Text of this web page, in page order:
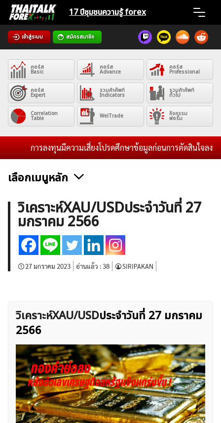
Skip
content
17 ปีชุมชนความรู้ forex
เข้าสู่ระบบ สมัครสมาชิก
Home
News
Articles
VPS Register
ค้นหา
สำหรับ:
คอร์ส
Basic
คอร์ส
Advance
คอร์ส
Professional
คอร์ส
Expert
รวมคำศัพท์
Indicators
รวมคำศัพท์
ทั่วไป
Correlation
Table WelTrade กิจกรรม
ฟอรั่ม
การลงทุนมีความเสี่ยงโปรดศึกษาข้อมูลก่อนการตัดสินใจลงทุน
เลือกเมนูหลัก
ข่าวฟอเร็กซ์และสกุลเงิน คริปโตเคอร์เรนซี
ฟรีซิกแนล รายวัน
บทวิเคราะห์
เศรษฐกิจทั่วไป
สินค้าโภคภัณฑ์
โบรกเกอร์ FX
โปรโมชั่น Forex
กองทุน Forex
ฟรี EA
วิเคราะห์XAU/USDประจำวันที่ 27
มกราคม 2566
27 มกราคม 2023 อ่านแล้ว :38 SIRIPAKAN
วิเคราะห์XAU/USDประจำวันที่ 27 มกราคม
2566